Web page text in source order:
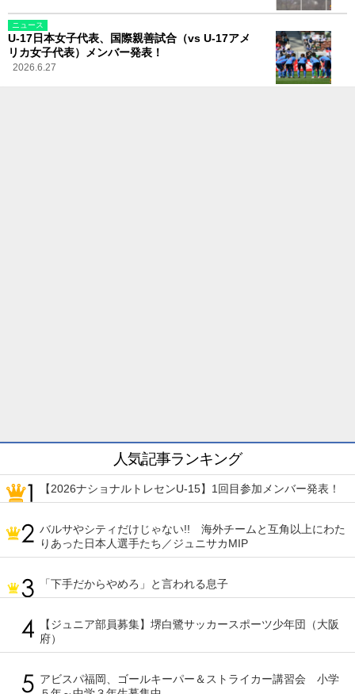
ニュース
U-17日本女子代表、国際親善試合（vs U-17アメ
リカ女子代表）メンバー発表！
2026.6.27
人気記事ランキング
【2026ナショナルトレセンU-15】1回目参加メンバー発表！
バルサやシティだけじゃない!! 海外チームと互角以上にわた
りあった日本人選手たち／ジュニサカMIP
「下手だからやめろ」と言われる息子
【ジュニア部員募集】堺白鷺サッカースポーツ少年団（大阪
府）
アビスパ福岡、ゴールキーパー＆ストライカー講習会 小学